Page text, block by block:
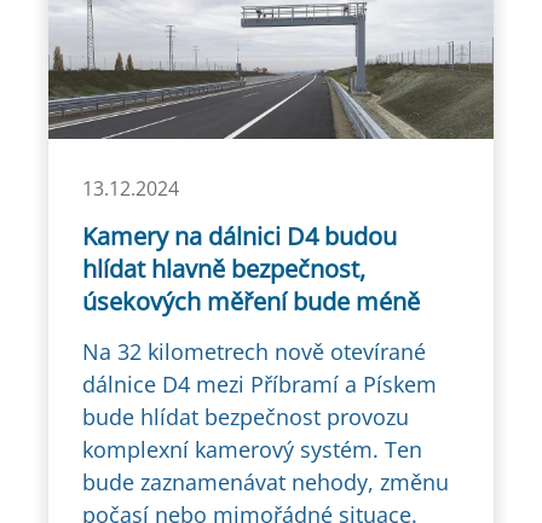
13.12.2024
Kamery na dálnici D4 budou
hlídat hlavně bezpečnost,
úsekových měření bude méně
Na 32 kilometrech nově otevírané
dálnice D4 mezi Příbramí a Pískem
bude hlídat bezpečnost provozu
komplexní kamerový systém. Ten
bude zaznamenávat nehody, změnu
počasí nebo mimořádné situace.